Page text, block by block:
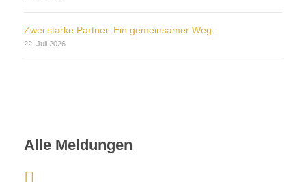
Zwei starke Partner. Ein gemeinsamer Weg.
22. Juli 2026
Alle Meldungen